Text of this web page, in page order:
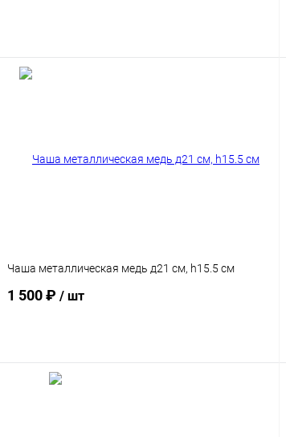
В корзину
Чаша металлическая медь д21 см, h15.5 см
1 500 ₽ / шт
В корзину